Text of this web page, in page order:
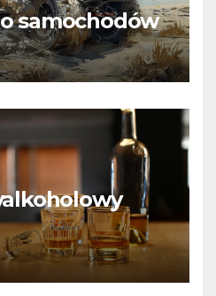
samochodów